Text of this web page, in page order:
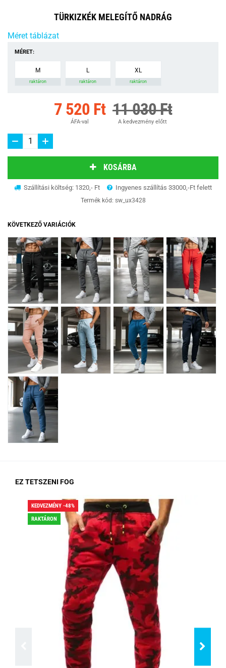
TÜRKIZKÉK MELEGÍTŐ NADRÁG
Méret táblázat
MÉRET:
M
raktáron
L
raktáron
XL
raktáron
7 520 Ft
ÁFA-val
11 030 Ft
A kedvezmény előtt
KOSÁRBA
Szállítási költség: 1320,- Ft Ingyenes szállítás 33000,-Ft felett
Termék kód: sw_ux3428
KÖVETKEZŐ VARIÁCIÓK
EZ TETSZENI FOG
KEDVEZMÉNY -48%
RAKTÁRON